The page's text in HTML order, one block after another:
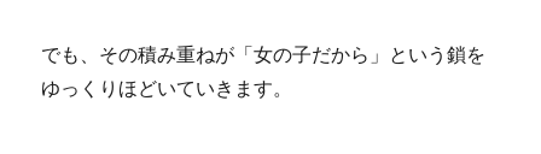
でも、その積み重ねが「女の子だから」という鎖を
ゆっくりほどいていきます。